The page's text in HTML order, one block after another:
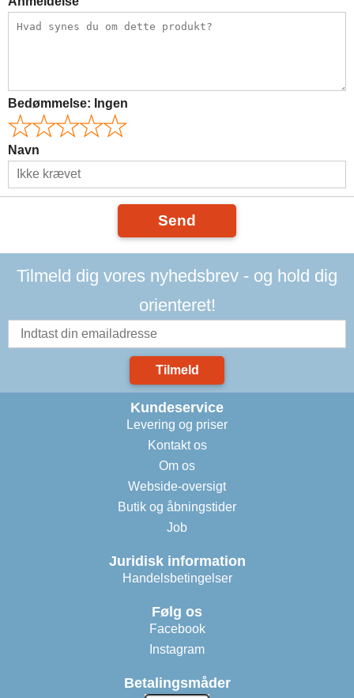
Bedømmelse: Ingen
Navn
Send
Tilmeld dig vores nyhedsbrev - og hold dig
orienteret!
Tilmeld
Kundeservice
Levering og priser
Kontakt os
Om os
Webside-oversigt
Butik og åbningstider
Job
Juridisk information
Handelsbetingelser
Følg os
Facebook
Instagram
Betalingsmåder